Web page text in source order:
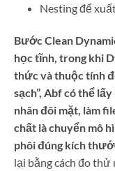
Nesting để
Bước Clean
học tĩnh, trong khi
thức và thuộc tính
sạch”, Abf có thể
nhân đôi mặt, làm
chất là chuyển mô
phôi đúng kích
lại bằng cách đo thử